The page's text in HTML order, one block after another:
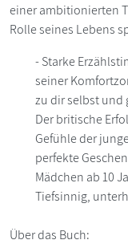
einer ambitionierten
Rolle seines Lebens
- Starke
seiner
zu dir selbst und
Der britische
Gefühle der
perfekte
Mädchen ab 10
Tiefsinnig,
Über das Buch: